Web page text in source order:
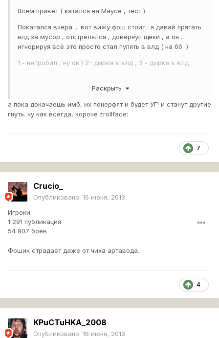
Всем привет ( катался на Маусе , тест )
Покатался вчера ... вот вижу фош стоит : я давай прятать
нлд за мусор , отстрелялся , довернул щеки , а он ..
игнорируя всё это просто стал пулять в влд ( на бб )
1 - непробил , ну ок ) 2- дырка в влд , 3 - дырка в влд
полнейший бред ( тестил в комнате , пт пробивают влб
Так вот : Почему до сих пор вообще нету никакого вайна
Зачем нужен тт ? у пт лучше броня , барабаны , динамика
, пушка , маскировка , хп практически одинаковое
спасибо за баланс
Вы не оставляете выбора , хочешь достойно играть -
качай имбу типа фоша или т57
Раскрыть
а пока докачаешь имб, их понерфят и будет УГ! и станут другие
гнуть. ну как всегда, короче :trollface:
7
Crucio_
Опубликовано: 16 июня, 2013
Игроки
1 291 публикация
54 907 боёв
Фошик страдает даже от чиха артавода.
4
KPuCTuHKA_2008
Опубликовано: 16 июня, 2013